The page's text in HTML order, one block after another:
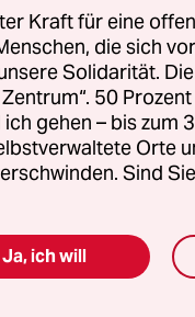
das Recht auf
Sicherheit
um es
das Recht auf
Kraft für eine
die sich
Solidarität.
50
ich gehen – bis zum
Orte
Sind
Ja, ich will